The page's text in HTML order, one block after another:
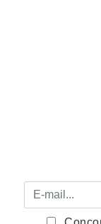
E-mail